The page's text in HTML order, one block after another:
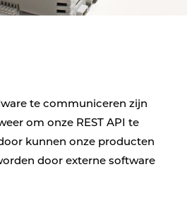
te communiceren zijn
om onze REST API te
kunnen onze producten
door externe software